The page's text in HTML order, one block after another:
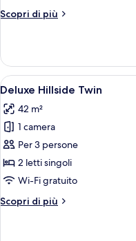
Scopri di più
Altri
Sea
View
Twin
Apri
tutte
le
foto
per
Deluxe
Hillside
8
Deluxe Hillside Twin
42 m²
1 camera
Per 3 persone
2 letti singoli
Wi-Fi gratuito
Scopri di più
Altri